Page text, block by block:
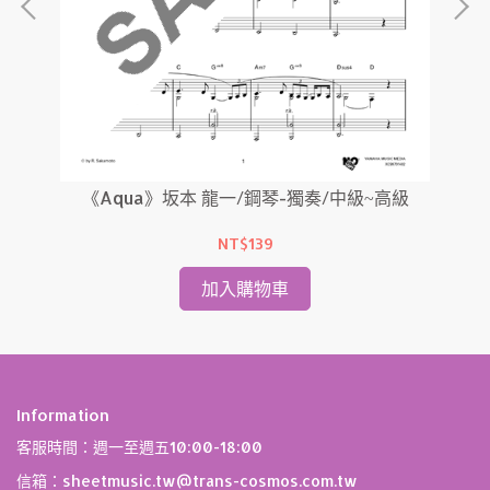
《Aqua》坂本 龍一/鋼琴-獨奏/中級~高級
NT$139
加入購物車
Information
客服時間：週一至週五10:00-18:00
信箱：sheetmusic.tw@trans-cosmos.com.tw